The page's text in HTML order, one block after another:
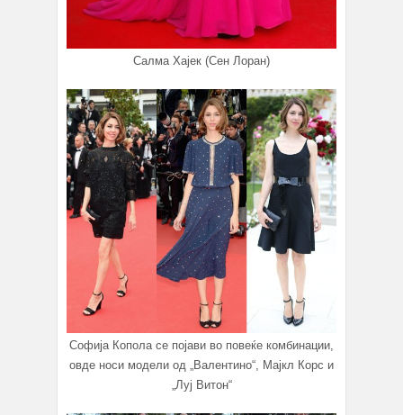
Салма Хајек (Сен Лоран)
Софија Копола се појави во повеќе комбинации,
овде носи модели од „Валентино“, Мајкл Корс и
„Луј Витон“